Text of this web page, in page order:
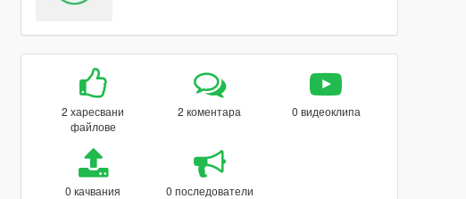
2 харесвани
файлове
2 коментара 0 видеоклипа
0 качвания 0 последователи